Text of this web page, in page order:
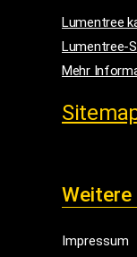
Lumentree
Lumentree-
Mehr
Impressum